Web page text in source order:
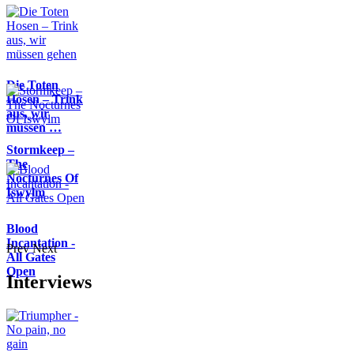
Die Toten
Hosen – Trink
aus, wir
müssen …
Stormkeep –
The
Nocturnes Of
Iswylm
Blood
Incantation -
All Gates
Open
Prev Next
Interviews